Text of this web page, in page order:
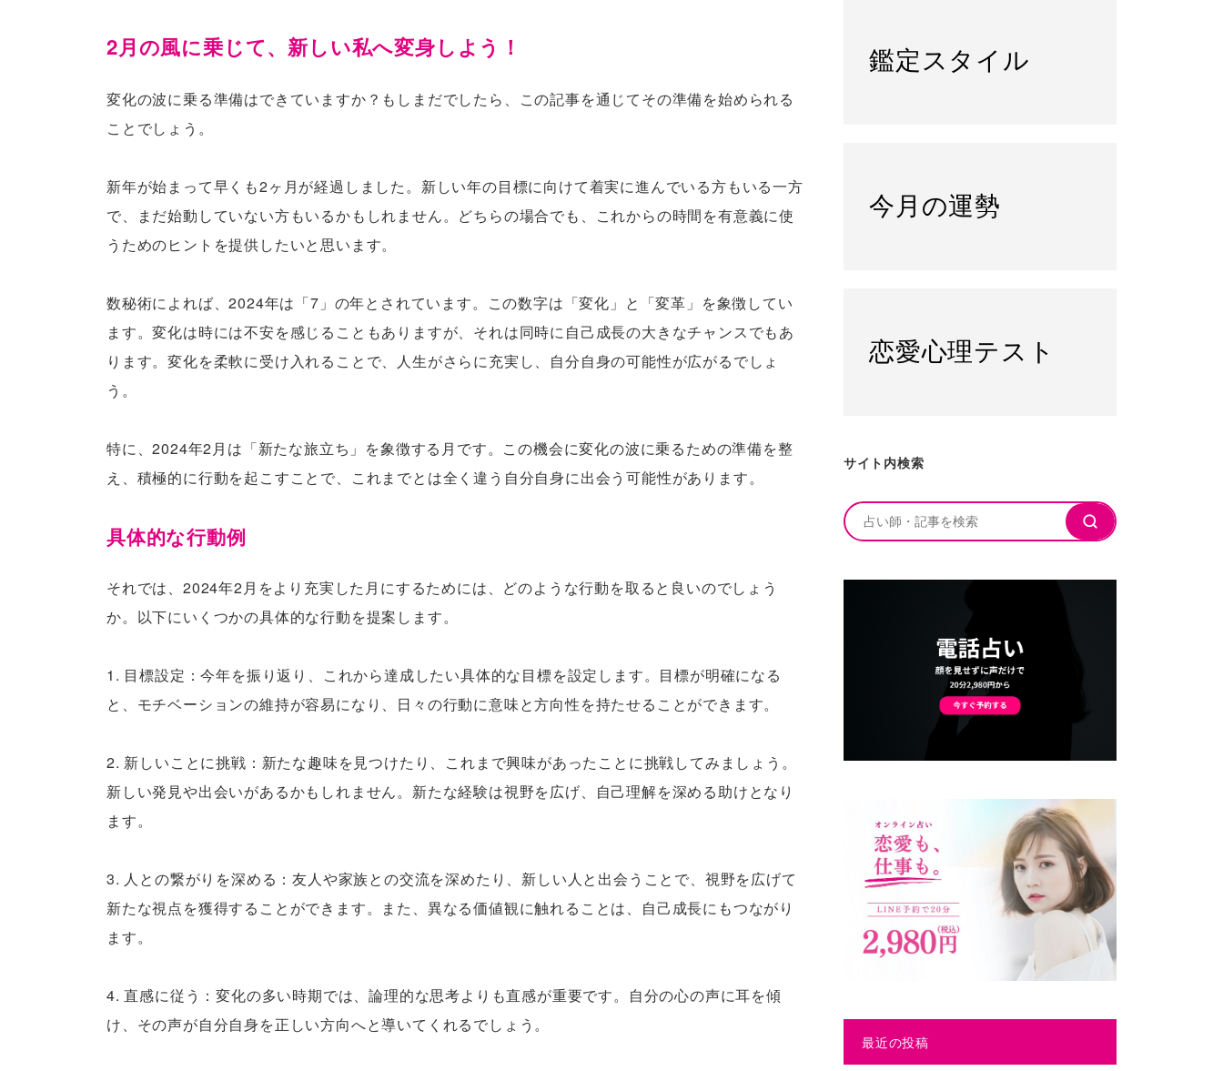
2月の風に乗じて、新しい私へ変身しよう！
変化の波に乗る準備はできていますか？もしまだでしたら、この記事を通じてその準備を始められる
ことでしょう。
新年が始まって早くも2ヶ月が経過しました。新しい年の目標に向けて着実に進んでいる方もいる一方
で、まだ始動していない方もいるかもしれません。どちらの場合でも、これからの時間を有意義に使
うためのヒントを提供したいと思います。
数秘術によれば、2024年は「7」の年とされています。この数字は「変化」と「変革」を象徴してい
ます。変化は時には不安を感じることもありますが、それは同時に自己成長の大きなチャンスでもあ
ります。変化を柔軟に受け入れることで、人生がさらに充実し、自分自身の可能性が広がるでしょ
う。
特に、2024年2月は「新たな旅立ち」を象徴する月です。この機会に変化の波に乗るための準備を整
え、積極的に行動を起こすことで、これまでとは全く違う自分自身に出会う可能性があります。
具体的な行動例
それでは、2024年2月をより充実した月にするためには、どのような行動を取ると良いのでしょう
か。以下にいくつかの具体的な行動を提案します。
1. 目標設定：今年を振り返り、これから達成したい具体的な目標を設定します。目標が明確になる
と、モチベーションの維持が容易になり、日々の行動に意味と方向性を持たせることができます。
2. 新しいことに挑戦：新たな趣味を見つけたり、これまで興味があったことに挑戦してみましょう。
新しい発見や出会いがあるかもしれません。新たな経験は視野を広げ、自己理解を深める助けとなり
ます。
3. 人との繋がりを深める：友人や家族との交流を深めたり、新しい人と出会うことで、視野を広げて
新たな視点を獲得することができます。また、異なる価値観に触れることは、自己成長にもつながり
ます。
4. 直感に従う：変化の多い時期では、論理的な思考よりも直感が重要です。自分の心の声に耳を傾
け、その声が自分自身を正しい方向へと導いてくれるでしょう。
鑑定スタイル
今月の運勢
恋愛心理テスト
サイト内検索
最近の投稿